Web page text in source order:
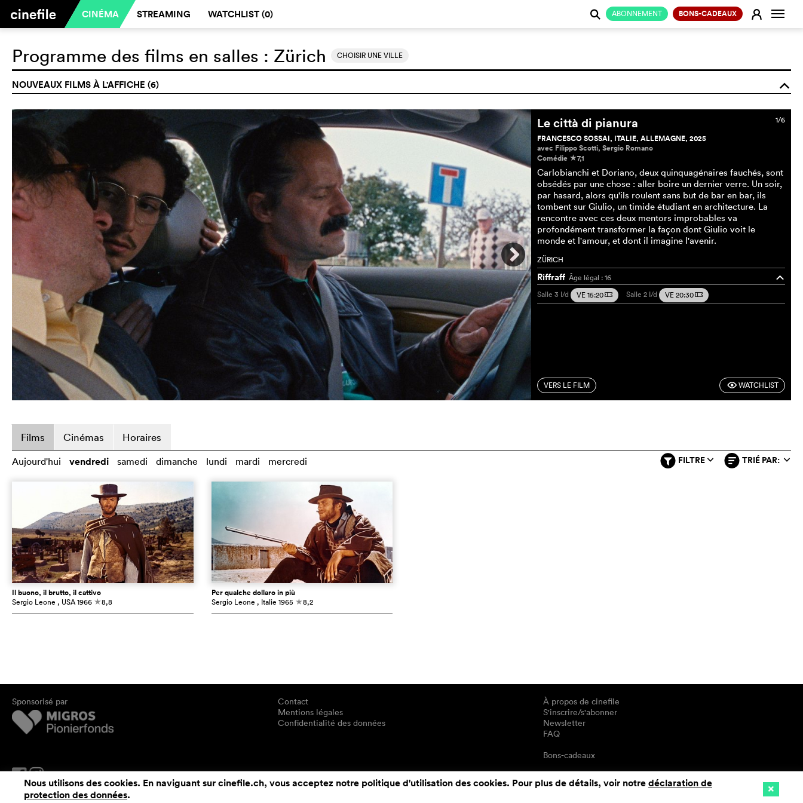
CINÉMA STREAMING WATCHLIST (0) ABONNEMENT BONS-CADEAUX E
j
Programme des films en salles : Zürich CHOISIR UNE VILLE
NOUVEAUX FILMS À L'AFFICHE (6) o
1/6
Le città di pianura
FRANCESCO SOSSAI, ITALIE, ALLEMAGNE, 2025
avec Filippo Scotti, Sergio Romano
Comédie c7,1
Carlobianchi et Doriano, deux quinquagénaires fauchés, sont
obsédés par une chose : aller boire un dernier verre. Un soir,
par hasard, alors qu'ils roulent sans but de bar en bar, ils
tombent sur Giulio, un timide étudiant en architecture. La
rencontre avec ces deux mentors improbables va
profondément transformer la façon dont Giulio voit le
monde et l'amour, et dont il imagine l'avenir.
ZÜRICH
Riffraff Âge légal : 16
o
Salle 3 I/d VE 15:20m Salle 2 I/d VE 20:30m
VERS LE FILM FWATCHLIST
Films Cinémas Horaires
FILTRE q TRIÉ PAR: q
Aujourd'hui vendredi samedi dimanche lundi mardi mercredi
Il buono, il brutto, il cattivo
Sergio Leone , USA1966 c8,8
Per qualche dollaro in più
Sergio Leone , Italie 1965 c8,2
Sponsorisé par
Contact
Mentions légales
Confidentialité des données
À propos de cinefile
S'inscrire/s'abonner
Newsletter
FAQ
Bons-cadeaux
Nous utilisons des cookies. En naviguant sur cinefile.ch, vous acceptez notre politique d'utilisation des cookies. Pour plus de détails, voir notredéclaration de
protection des données.